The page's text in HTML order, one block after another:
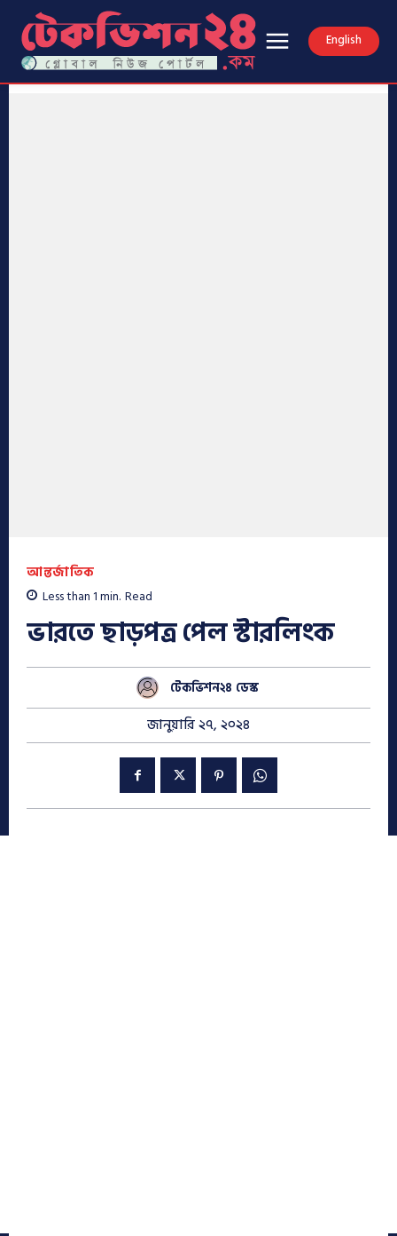
English
আন্তর্জাতিক
Less than 1min. Read
ভারতে ছাড়পত্র পেল স্টারলিংক
টেকভিশন২৪ ডেস্ক
জানুয়ারি ২৭, ২০২৪